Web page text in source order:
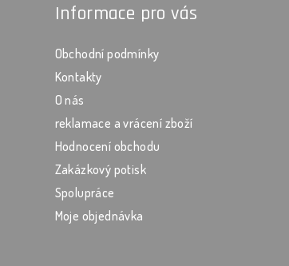
Informace pro vás
Obchodní podmínky
Kontakty
O nás
reklamace a vrácení zboží
Hodnocení obchodu
Zakázkový potisk
Spolupráce
Moje objednávka